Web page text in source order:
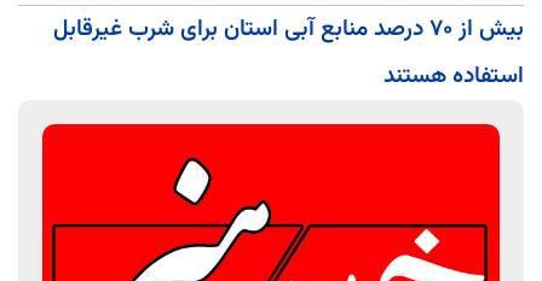
بیش از ۷۰ درصد منابع آبی استان برای شرب غیرقابل
استفاده هستند